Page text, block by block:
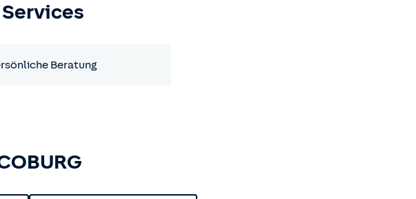
Beratung